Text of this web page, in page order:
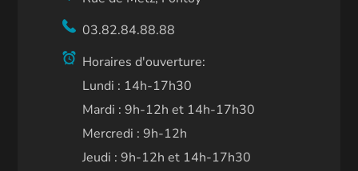
03.82.84.88.88
Horaires d'ouverture:
Lundi : 14h-17h30
Mardi : 9h-12h et 14h-17h30
Mercredi : 9h-12h
Jeudi : 9h-12h et 14h-17h30